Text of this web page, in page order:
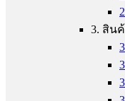
3. สิน